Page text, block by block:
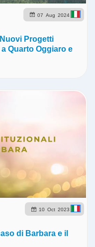
07 Aug 2024
Progetti
Quarto Oggiaro e
10 Oct 2023
di Barbara e il